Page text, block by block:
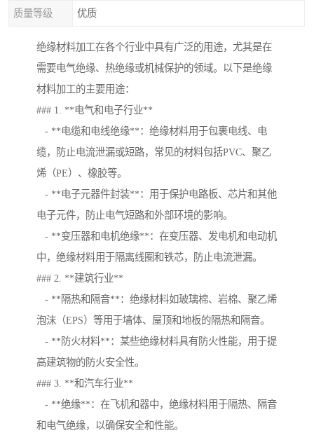
质量等级 优质
绝缘材料加工在各个行业中具有广泛的用途，尤其是在
需要电气绝缘、热绝缘或机械保护的领域。以下是绝缘
材料加工的主要用途：
### 1. **电气和电子行业**
- **电缆和电线绝缘**：绝缘材料用于包裹电线、电
缆，防止电流泄漏或短路，常见的材料包括PVC、聚乙
烯（PE）、橡胶等。
- **电子元器件封装**：用于保护电路板、芯片和其他
电子元件，防止电气短路和外部环境的影响。
- **变压器和电机绝缘**：在变压器、发电机和电动机
中，绝缘材料用于隔离线圈和铁芯，防止电流泄漏。
### 2. **建筑行业**
- **隔热和隔音**：绝缘材料如玻璃棉、岩棉、聚乙烯
泡沫（EPS）等用于墙体、屋顶和地板的隔热和隔音。
- **防火材料**：某些绝缘材料具有防火性能，用于提
高建筑物的防火安全性。
### 3. **和汽车行业**
- **绝缘**：在飞机和器中，绝缘材料用于隔热、隔音
和电气绝缘，以确保安全和性能。